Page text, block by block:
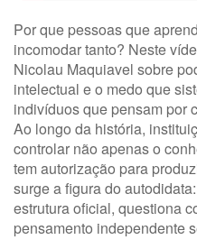
Por que pessoas que
incomodar tanto? Neste
Nicolau Maquiavel sobre
intelectual e o medo que
indivíduos que pensam por
Ao longo da história,
controlar não apenas o
tem autorização para
surge a figura do
estrutura oficial, questiona
pensamento independente